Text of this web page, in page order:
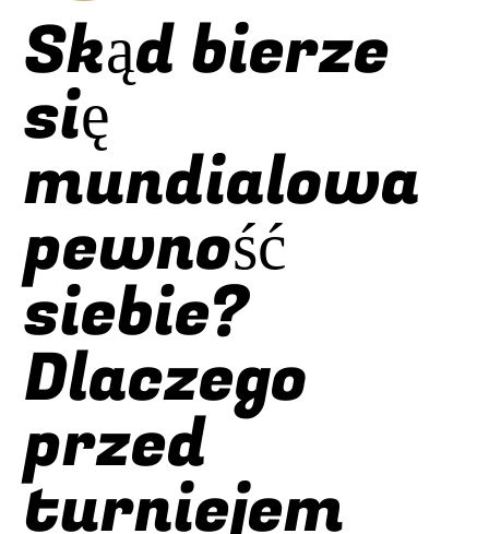
Skąd bierze
się
mundialowa
pewność
siebie?
Dlaczego
przed
turniejem